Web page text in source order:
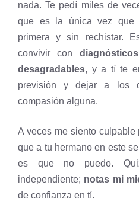
nada. Te pedí miles de
que es la única vez que
primera y sin rechistar.
convivir con
desagradables, y a tí te
previsión y dejar a los
compasión alguna.
A veces me siento culpable
que a tu hermano en este
es que no puedo.
independiente; notas mi
de confianza en tí.